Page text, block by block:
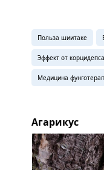
Польза шиитаке
Эффект от корцидепса
Медицина
Агарикус